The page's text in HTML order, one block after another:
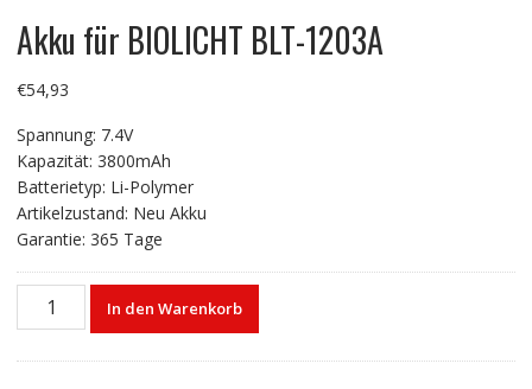
Akku für BIOLICHT BLT-1203A
€54,93
Spannung: 7.4V
Kapazität: 3800mAh
Batterietyp: Li-Polymer
Artikelzustand: Neu Akku
Garantie: 365 Tage
Akku
In den Warenkorb